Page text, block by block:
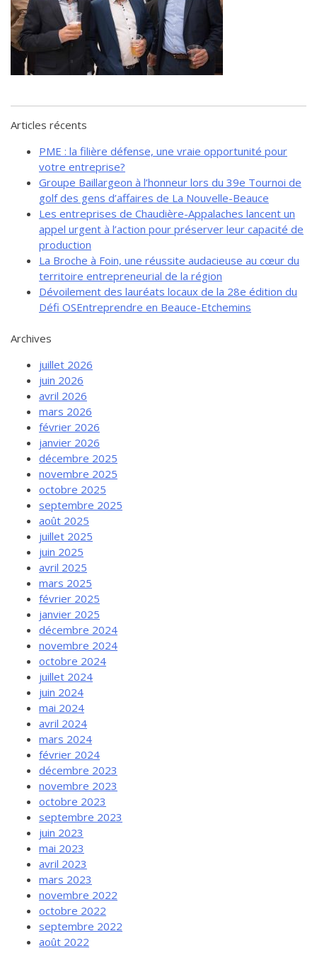
de solidarité
Futurpreneur
Toile entrepreneuriale Nouvelle-
Beauce
Articles récents
PME : la filière défense, une vraie opportunité pour
votre entreprise?
Groupe Baillargeon à l’honneur lors du 39e Tournoi de
golf des gens d’affaires de La Nouvelle-Beauce
Les entreprises de Chaudière-Appalaches lancent un
appel urgent à l’action pour préserver leur capacité de
production
La Broche à Foin, une réussite audacieuse au cœur du
territoire entrepreneurial de la région
Dévoilement des lauréats locaux de la 28e édition du
Défi OSEntreprendre en Beauce-Etchemins
Archives
juillet 2026
juin 2026
avril 2026
mars 2026
février 2026
janvier 2026
décembre 2025
novembre 2025
octobre 2025
septembre 2025
août 2025
juillet 2025
juin 2025
avril 2025
mars 2025
février 2025
janvier 2025
décembre 2024
novembre 2024
octobre 2024
juillet 2024
juin 2024
mai 2024
avril 2024
mars 2024
février 2024
décembre 2023
novembre 2023
octobre 2023
septembre 2023
juin 2023
mai 2023
avril 2023
mars 2023
novembre 2022
octobre 2022
septembre 2022
août 2022